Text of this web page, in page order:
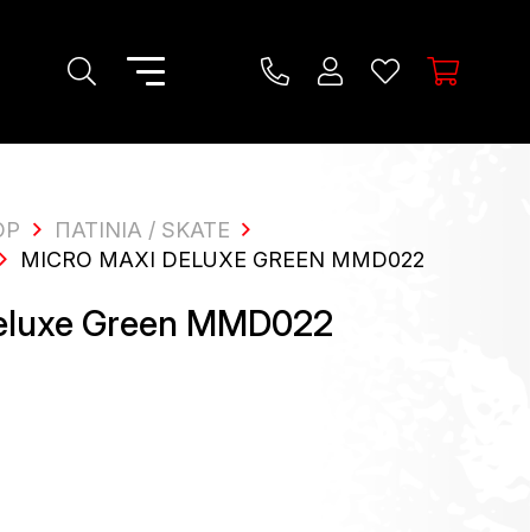
ΠΑΤΊΝΙΑ / SKATE
MICRO MAXI DELUXE GREEN MMD022
Green MMD022